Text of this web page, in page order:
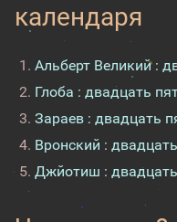
календаря
Альберт Великий :
Глоба : двадцать
Зараев : двадцать
Вронский :
Джйотиш :